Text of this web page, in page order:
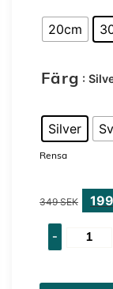
20cm
Färg :
Silver
Rensa
349SEK 199
-